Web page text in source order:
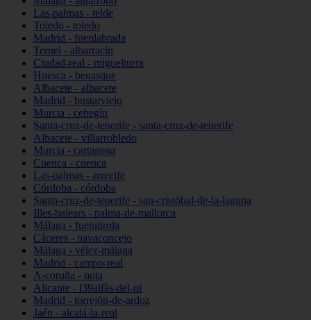
Las-palmas - telde
Toledo - toledo
Madrid - fuenlabrada
Teruel - albarracín
Ciudad-real - miguelturra
Huesca - benasque
Albacete - albacete
Madrid - bustarviejo
Murcia - cehegín
Santa-cruz-de-tenerife - santa-cruz-de-tenerife
Albacete - villarrobledo
Murcia - cartagena
Cuenca - cuenca
Las-palmas - arrecife
Córdoba - córdoba
Santa-cruz-de-tenerife - san-cristóbal-de-la-laguna
Illes-balears - palma-de-mallorca
Málaga - fuengirola
Cáceres - navaconcejo
Málaga - vélez-málaga
Madrid - campo-real
A-coruña - noia
Alicante - l39alfàs-del-pi
Madrid - torrejón-de-ardoz
Jaén - alcalá-la-real